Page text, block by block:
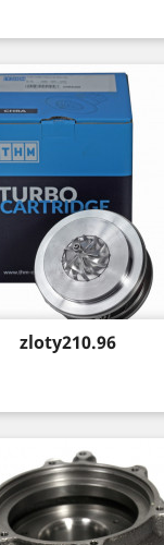
Price
zloty210.96